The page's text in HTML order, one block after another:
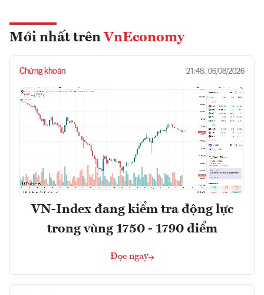
Mới nhất trên VnEconomy
Chứng khoán 21:48, 06/08/2026
VN-Index đang kiểm tra động lực
trong vùng 1750 - 1790 điểm
Đọc ngay